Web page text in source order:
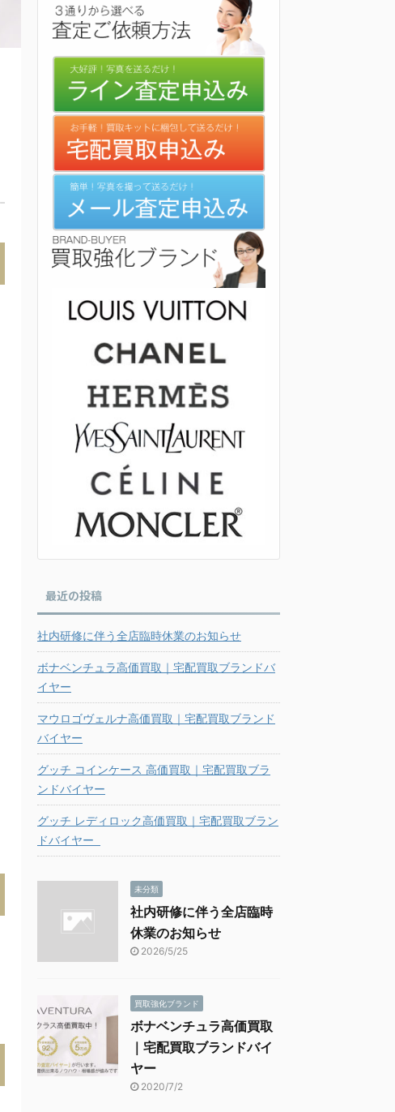
最近の投稿
社内研修に伴う全店臨時休業のお知らせ
ボナベンチュラ高価買取｜宅配買取ブランドバ
イヤー
マウロゴヴェルナ高価買取｜宅配買取ブランド
バイヤー
グッチ コインケース 高価買取｜宅配買取ブラ
ンドバイヤー
グッチ レディロック高価買取｜宅配買取ブラン
ドバイヤー
未分類
社内研修に伴う全店臨時
休業のお知らせ
2026/5/25
買取強化ブランド
ボナベンチュラ高価買取
｜宅配買取ブランドバイ
ヤー
2020/7/2